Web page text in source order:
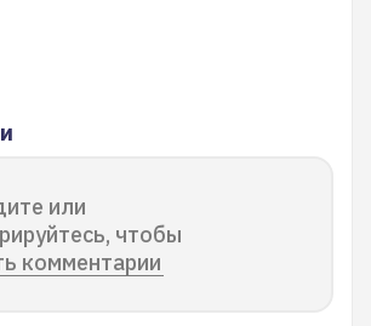
или
чтобы
комментарии